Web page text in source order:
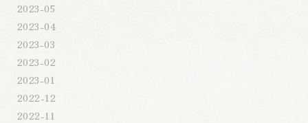
2023-05
2023-04
2023-03
2023-02
2023-01
2022-12
2022-11